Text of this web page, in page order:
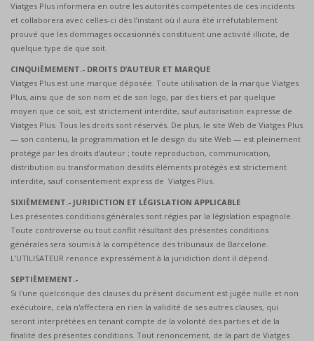
Viatges Plus informera en outre les autorités compétentes de ces incidents
et collaborera avec celles-ci dès l’instant où il aura été irréfutablement
prouvé que les dommages occasionnés constituent une activité illicite, de
quelque type de que soit.
CINQUIÈMEMENT.- DROITS D’AUTEUR ET MARQUE
Viatges Plus est une marque déposée. Toute utilisation de la marque Viatges
Plus, ainsi que de son nom et de son logo, par des tiers et par quelque
moyen que ce soit, est strictement interdite, sauf autorisation expresse de
Viatges Plus. Tous les droits sont réservés. De plus, le site Web de Viatges Plus
— son contenu, la programmation et le design du site Web — est pleinement
protégé par les droits d’auteur ; toute reproduction, communication,
distribution ou transformation desdits éléments protégés est strictement
interdite, sauf consentement express de Viatges Plus.
SIXIÈMEMENT.- JURIDICTION ET LÉGISLATION APPLICABLE
Les présentes conditions générales sont régies par la législation espagnole.
Toute controverse ou tout conflit résultant des présentes conditions
générales sera soumis à la compétence des tribunaux de Barcelone.
L’UTILISATEUR renonce expressément à la juridiction dont il dépend.
SEPTIÈMEMENT.-
Si l'une quelconque des clauses du présent document est jugée nulle et non
exécutoire, cela n'affectera en rien la validité de ses autres clauses, qui
seront interprétées en tenant compte de la volonté des parties et de la
finalité des présentes conditions. Tout renoncement, de la part de Viatges